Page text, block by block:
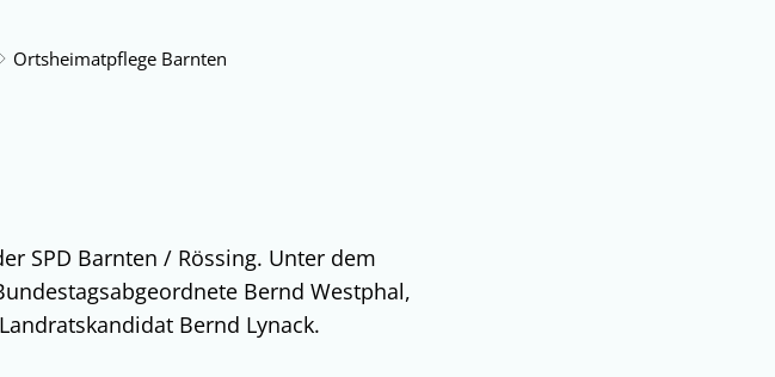
Ortsheimatpflege Barnten
SPD Barnten / Rössing. Unter dem
Bernd Westphal,
Bernd Lynack.